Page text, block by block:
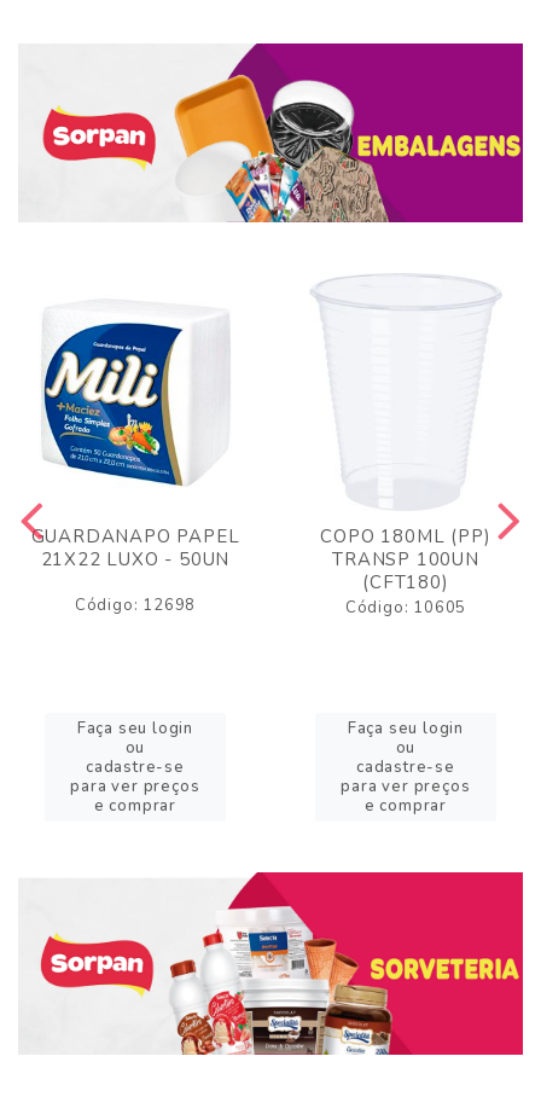
GUARDANAPO PAPEL
21X22 LUXO - 50UN
Código: 12698
Faça seu login
ou
cadastre-se
para ver preços
e comprar
COPO 180ML (PP)
TRANSP 100UN
(CFT180)
Código: 10605
Faça seu login
ou
cadastre-se
para ver preços
e comprar